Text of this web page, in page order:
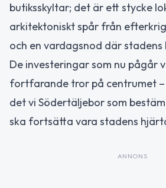
butiksskyltar; det är ett stycke
arkitektoniskt spår från
och en vardagsnod där
De investeringar som nu pågår
fortfarande tror på centrumet
det vi Södertäljebor som
ska fortsätta vara stadens
ANNONS